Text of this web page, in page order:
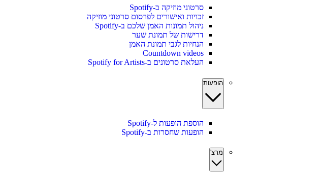
סרטוני מוזיקה ב-Spotify
זכויות ואישורים לפרסום סרטוני מוזיקה
ניהול תמונות האמן שלכם ב-Spotify
דרישות של תמונת שער
הנחיות לגבי תמונת האמן
Countdown videos
העלאת סרטונים ב-Spotify for Artists
הופעות
הוספת הופעות ל-Spotify
הופעות שחסרות ב-Spotify
מרצ'